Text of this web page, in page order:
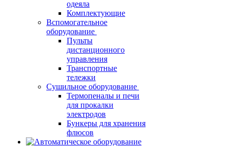
одеяла
Комплектующие
Вспомогательное
оборудование
Пульты
дистанционного
управления
Транспортные
тележки
Сушильное оборудование
Термопеналы и печи
для прокалки
электродов
Бункеры для хранения
флюсов